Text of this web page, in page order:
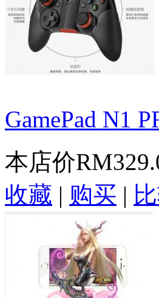
GamePad N1
本店价
收藏 | 购买 |